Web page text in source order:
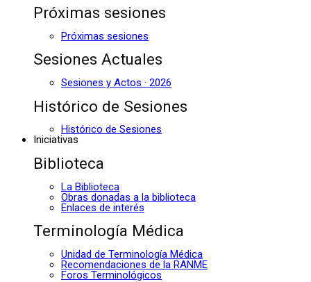
Próximas sesiones
Próximas sesiones
Sesiones Actuales
Sesiones y Actos · 2026
Histórico de Sesiones
Histórico de Sesiones
Iniciativas
Biblioteca
La Biblioteca
Obras donadas a la biblioteca
Enlaces de interés
Terminología Médica
Unidad de Terminología Médica
Recomendaciones de la RANME
Foros Terminológicos